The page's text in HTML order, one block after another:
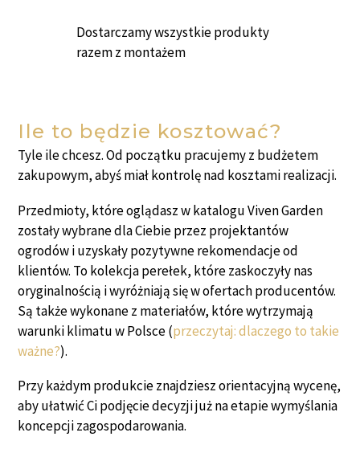
Dostarczamy wszystkie produkty
razem z montażem
Ile to będzie kosztować?
Tyle ile chcesz. Od początku pracujemy z budżetem
zakupowym, abyś miał kontrolę nad kosztami realizacji.
Przedmioty, które oglądasz w katalogu Viven Garden
zostały wybrane dla Ciebie przez projektantów
ogrodów i uzyskały pozytywne rekomendacje od
klientów. To kolekcja perełek, które zaskoczyły nas
oryginalnością i wyróżniają się w ofertach producentów.
Są także wykonane z materiałów, które wytrzymają
warunki klimatu w Polsce (przeczytaj: dlaczego to takie
ważne?).
Przy każdym produkcie znajdziesz orientacyjną wycenę,
aby ułatwić Ci podjęcie decyzji już na etapie wymyślania
koncepcji zagospodarowania.